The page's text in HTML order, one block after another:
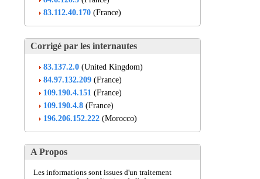
83.112.40.170 (France)
Corrigé par les internautes
83.137.2.0 (United Kingdom)
84.97.132.209 (France)
109.190.4.151 (France)
109.190.4.8 (France)
196.206.152.222 (Morocco)
A Propos
Les informations sont issues d'un traitement